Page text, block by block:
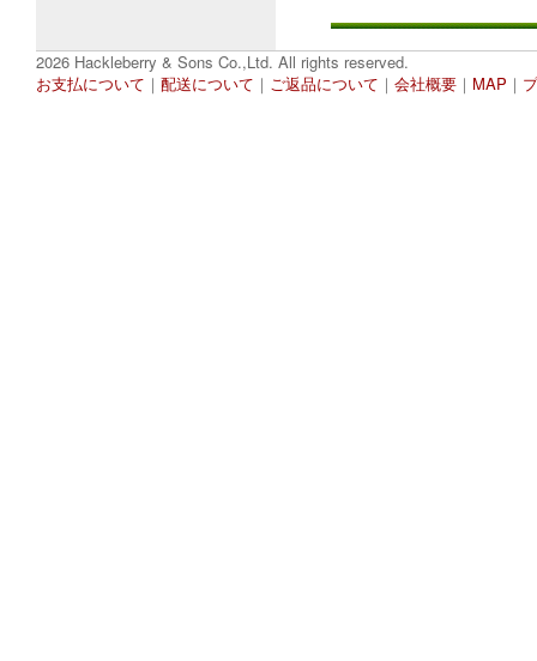
2026 Hackleberry & Sons Co.,Ltd. All rights reserved.
お支払について ｜ 配送について ｜ ご返品について ｜ 会社概要 ｜ MAP ｜